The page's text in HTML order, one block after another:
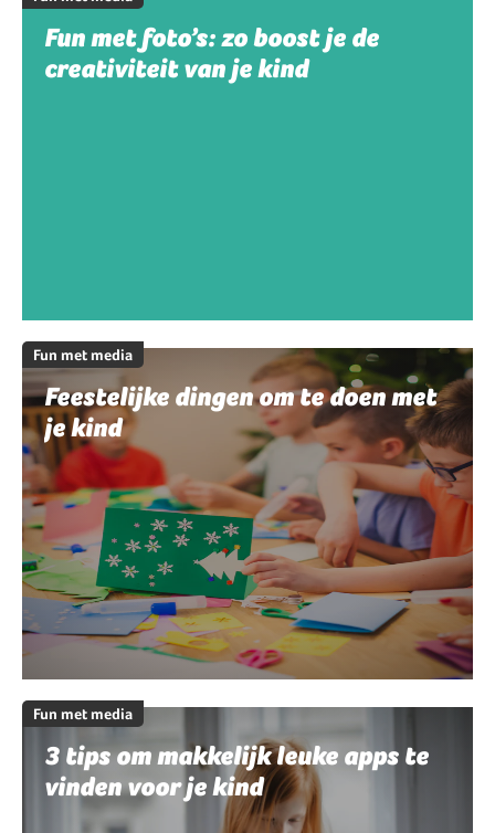
Fun met foto’s: zo boost je de
creativiteit van je kind
Fun met media
Feestelijke dingen om te doen met
je kind
Fun met media
3 tips om makkelijk leuke apps te
vinden voor je kind